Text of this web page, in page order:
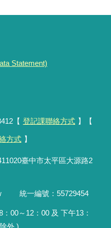
Statement)
【 登記課聯絡方式 】【
方式 】
臺中市太平區大源路2
統一編號：55729454
00～12：00 及 下午13：